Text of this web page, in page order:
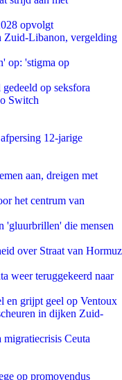
opvolgt
Zuid-Libanon, vergelding
op: 'stigma op
op seksfora
Switch
12-jarige
aan, dreigen met
het centrum van
'gluurbrillen' die mensen
over Straat van Hormuz
weer teruggekeerd naar
en grijpt geel op Ventoux
in dijken Zuid-
Ceuta
op promovendus